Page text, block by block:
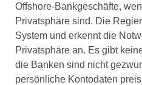
Offshore-Bankgeschäfte,
Privatsphäre sind. Die
System und erkennt die
Privatsphäre an. Es gibt
die Banken sind nicht
persönliche Kontodaten